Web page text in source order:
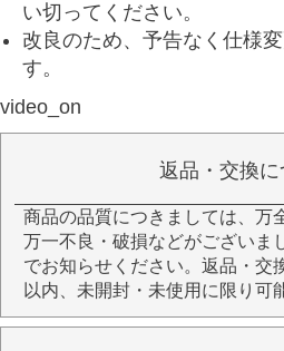
い切ってください。
改良のため、予告なく仕様
す。
video_on
返品・交換に
商品の品質につきましては、万
万一不良・破損などがございま
でお知らせください。返品・交
以内、未開封・未使用に限り可